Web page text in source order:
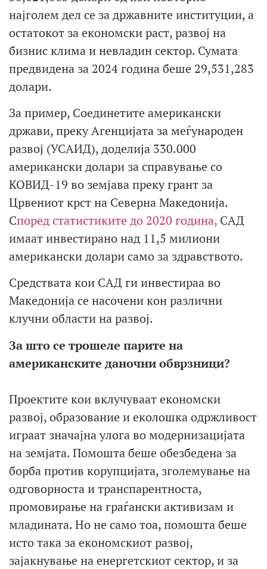
најголем дел се за државните институции, а
остатокот за економски раст, развој на
бизнис клима и невладин сектор. Сумата
предвидена за 2024 година беше 29,531,283
долари.
За пример, Соединетите американски
држави, преку Агенцијата за меѓународен
развој (УСАИД), доделија 330.000
американски долари за справување со
КОВИД-19 во земјава преку грант за
Црвениот крст на Северна Македонија.
Според статистиките до 2020 година, САД
имаат инвестирано над 11,5 милиони
американски долари само за здравството.
Средствата кои САД ги инвестираа во
Македонија се насочени кон различни
клучни области на развој.
За што се трошеле парите на
американските даночни обврзници?
Проектите кои вклучуваат економски
развој, образование и еколошка одржливост
играат значајна улога во модернизацијата
на земјата. Помошта беше обезбедена за
борба против корупцијата, зголемување на
одговорноста и транспарентноста,
промовирање на граѓански активизам и
младината. Но не само тоа, помошта беше
исто така за економскиот развој,
зајакнување на енергетскиот сектор, и за